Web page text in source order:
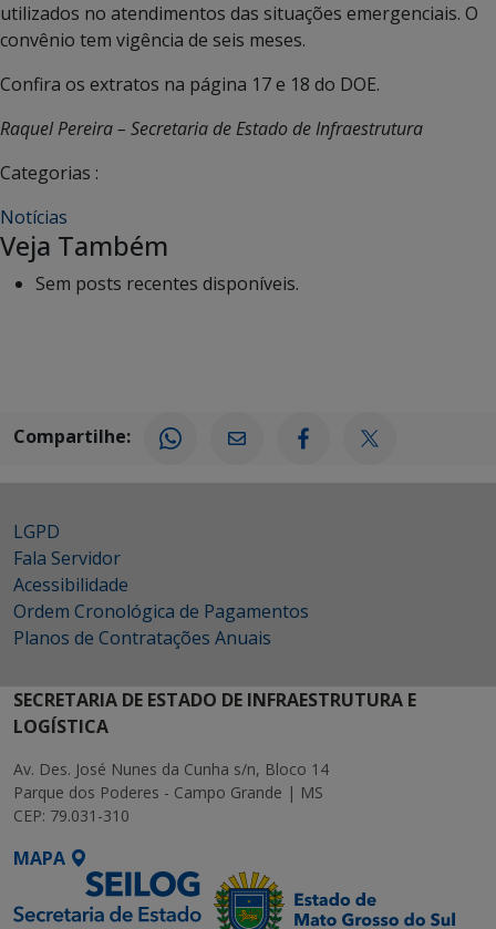
utilizados no atendimentos das situações emergenciais. O
convênio tem vigência de seis meses.
Confira os extratos na página 17 e 18 do DOE.
Raquel Pereira – Secretaria de Estado de Infraestrutura
Categorias :
Notícias
Veja Também
Sem posts recentes disponíveis.
Compartilhe:
LGPD
Fala Servidor
Acessibilidade
Ordem Cronológica de Pagamentos
Planos de Contratações Anuais
SECRETARIA DE ESTADO DE INFRAESTRUTURA E
LOGÍSTICA
Av. Des. José Nunes da Cunha s/n, Bloco 14
Parque dos Poderes - Campo Grande | MS
CEP: 79.031-310
MAPA